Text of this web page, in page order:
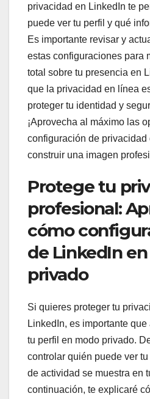
privacidad en LinkedIn te
puede ver tu perfil y qué
Es importante revisar y
estas configuraciones para
total sobre tu presencia en
que la privacidad en línea
proteger tu identidad y
¡Aprovecha al máximo las
configuración de privacidad
construir una imagen
Protege tu
profesional:
cómo
de LinkedIn
privado
Si quieres proteger tu
LinkedIn, es importante
tu perfil en modo privado.
controlar quién puede ver
de actividad se muestra en
continuación, te explicaré